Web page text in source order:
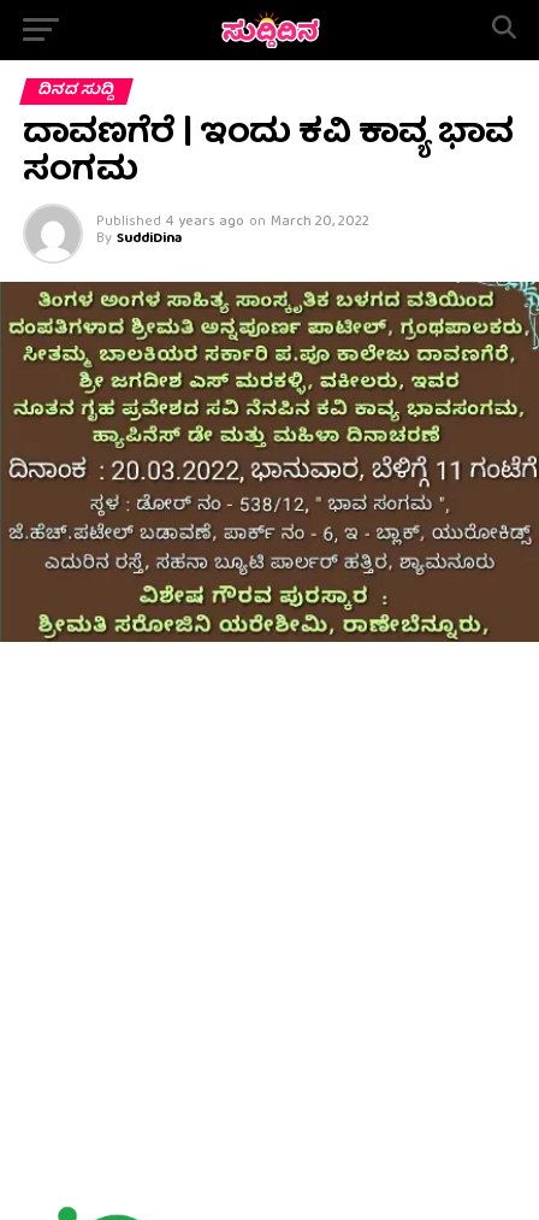
ದಿನದ ಸುದ್ದಿ
ದಾವಣಗೆರೆ | ಇಂದು ಕವಿ ಕಾವ್ಯ ಭಾವ
ಸಂಗಮ
Published 4 years ago on March 20, 2022
By SuddiDina